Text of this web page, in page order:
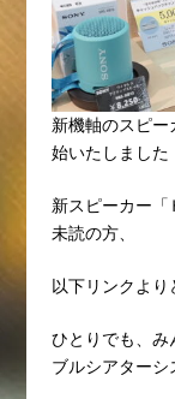
新機軸のスピー
始いたしました
新スピーカー
未読の方、
以下リンクより
ひとりでも、み
ブルシアターシ